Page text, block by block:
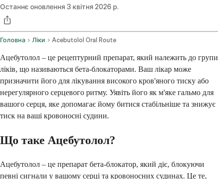
Останнє оновлення 3 квітня 2026 р.
Головна Ліки Acebutolol Oral Route
Ацебутолол – це рецептурний препарат, який належить до групи
ліків, що називаються бета-блокаторами. Ваш лікар може
призначити його для лікування високого кров'яного тиску або
нерегулярного серцевого ритму. Уявіть його як м'яке гальмо для
вашого серця, яке допомагає йому битися стабільніше та знижує
тиск на ваші кровоносні судини.
Що таке Ацебутолол?
Ацебутолол – це препарат бета-блокатор, який діє, блокуючи
певні сигнали у вашому серці та кровоносних судинах. Це те,